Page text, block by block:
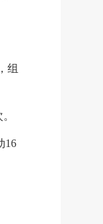
组
16